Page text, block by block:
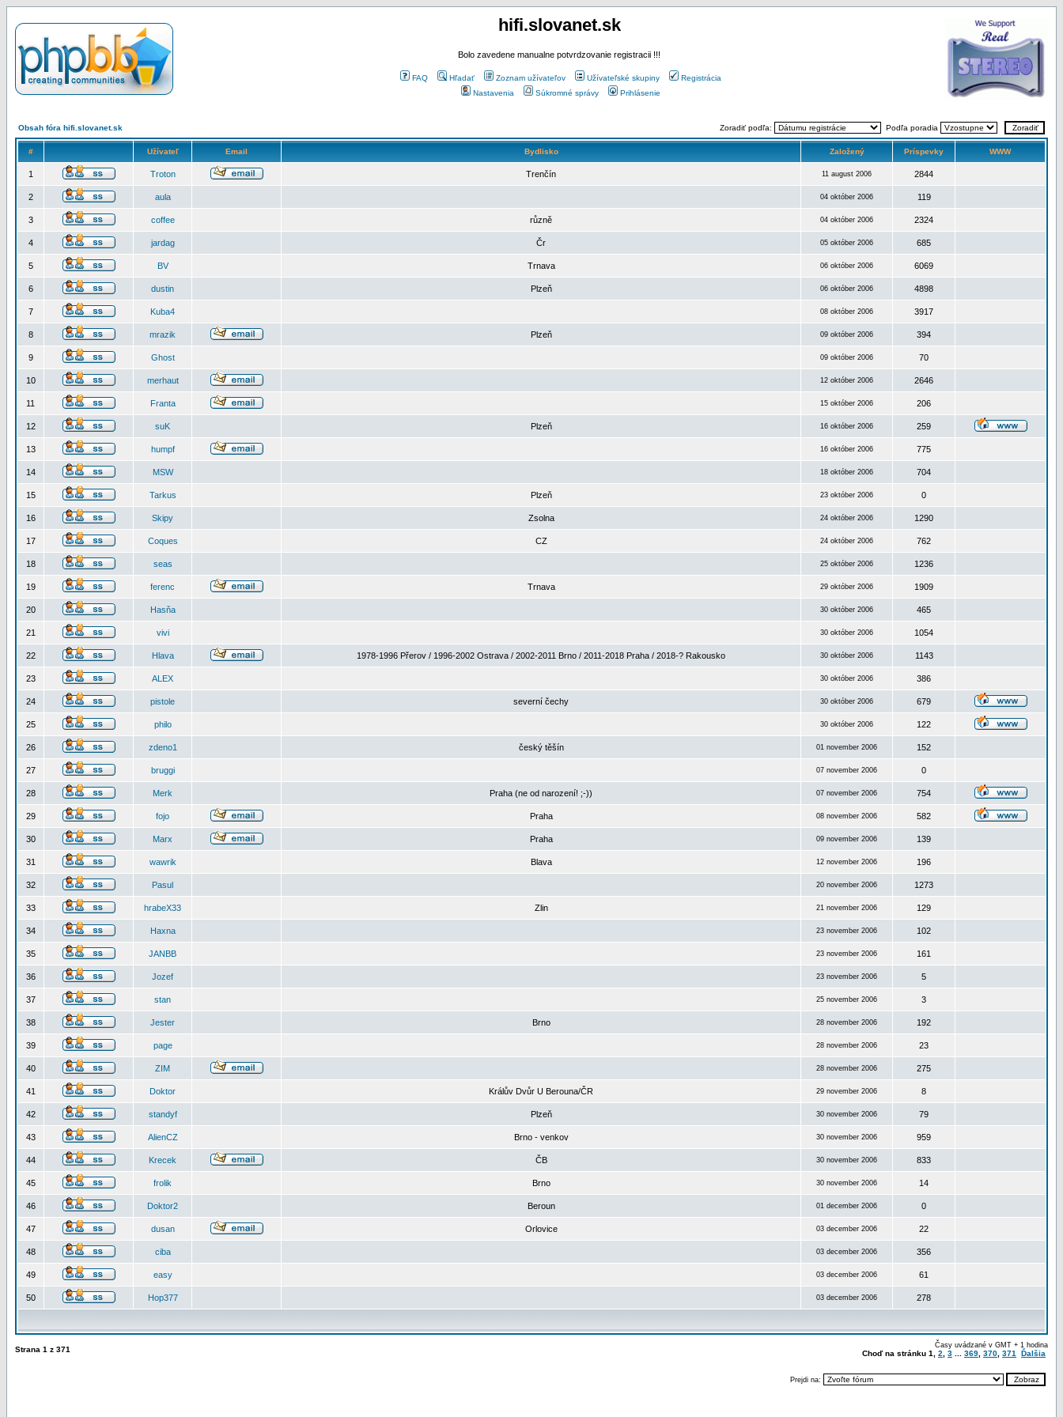
hifi.slovanet.sk
Bolo zavedene manualne potvrdzovanie registracii !!!
FAQ Hľadať Zoznam užívateľov Užívateľské skupiny
Registrácia
Nastavenia
Súkromné správy Prihlásenie
Obsah fóra hifi.slovanet.sk Zoradiť podľa: Podľa poradia
# Užívateľ Email Bydlisko Založený Príspevky WWW
1 Troton Trenčín 11 august 2006 2844
2 aula 04 október 2006 119
3 coffee různě 04 október 2006 2324
4 jardag Čr 05 október 2006 685
5 BV Trnava 06 október 2006 6069
6 dustin Plzeň 06 október 2006 4898
7 Kuba4 08 október 2006 3917
8 mrazik Plzeň 09 október 2006 394
9 Ghost 09 október 2006 70
10 merhaut 12 október 2006 2646
11 Franta 15 október 2006 206
12 suK Plzeň 16 október 2006 259
13 humpf 16 október 2006 775
14 MSW 18 október 2006 704
15 Tarkus Plzeň 23 október 2006 0
16 Skipy Zsolna 24 október 2006 1290
17 Coques CZ 24 október 2006 762
18 seas 25 október 2006 1236
19 ferenc Trnava 29 október 2006 1909
20 Hasňa 30 október 2006 465
21 vivi 30 október 2006 1054
22 Hlava 1978-1996 Přerov / 1996-2002 Ostrava / 2002-2011 Brno / 2011-2018 Praha / 2018-? Rakousko 30 október 2006 1143
23 ALEX 30 október 2006 386
24 pistole severní čechy 30 október 2006 679
25 philo 30 október 2006 122
26 zdeno1 český těšín 01 november 2006 152
27 bruggi 07 november 2006 0
28 Merk Praha (ne od narození! ;-)) 07 november 2006 754
29 fojo Praha 08 november 2006 582
30 Marx Praha 09 november 2006 139
31 wawrik Blava 12 november 2006 196
32 Pasul 20 november 2006 1273
33 hrabeX33 Zlin 21 november 2006 129
34 Haxna 23 november 2006 102
35 JANBB 23 november 2006 161
36 Jozef 23 november 2006 5
37 stan 25 november 2006 3
38 Jester Brno 28 november 2006 192
39 page 28 november 2006 23
40 ZIM 28 november 2006 275
41 Doktor Králův Dvůr U Berouna/ČR 29 november 2006 8
42 standyf Plzeň 30 november 2006 79
43 AlienCZ Brno - venkov 30 november 2006 959
44 Krecek ČB 30 november 2006 833
45 frolik Brno 30 november 2006 14
46 Doktor2 Beroun 01 december 2006 0
47 dusan Orlovice 03 december 2006 22
48 ciba 03 december 2006 356
49 easy 03 december 2006 61
50 Hop377 03 december 2006 278
Strana 1 z 371 Časy uvádzané v GMT + 1 hodina
Choď na stránku 1 2 3 369 370 371 Ďalšia
Prejdi na: